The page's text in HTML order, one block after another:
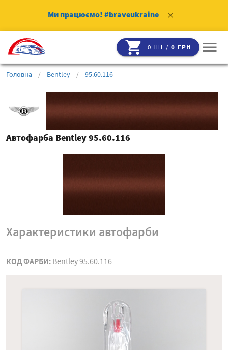
Ми працюємо! #braveukraine clear
shopping_cart 0 ШТ /0 ГРН menu
Головна / Bentley / 95.60.116
Автофарба Bentley 95.60.116
Характеристики автофарби
КОД ФАРБИ: Bentley 95.60.116